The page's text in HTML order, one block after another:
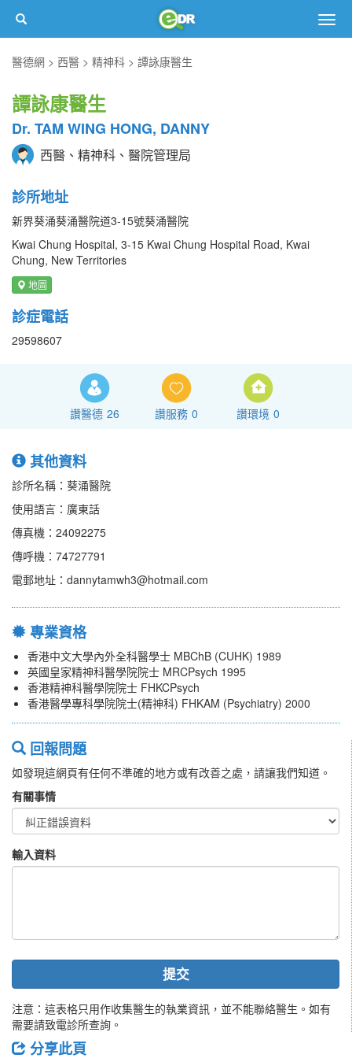
醫德網
西醫 精神科 譚詠康醫生
譚詠康醫生
Dr. TAM WING HONG, DANNY
西醫、精神科、醫院管理局
診所地址
新界葵涌葵涌醫院道3-15號葵涌醫院
Kwai Chung Hospital, 3-15 Kwai Chung Hospital Road, Kwai
Chung, New Territories
地圖
診症電話
29598607
讚醫德 26 讚服務 0 讚環境 0
其他資料
診所名稱：葵涌醫院
使用語言：廣東話
傳真機：24092275
傳呼機：74727791
電郵地址：dannytamwh3@hotmail.com
專業資格
香港中文大學內外全科醫學士 MBChB (CUHK) 1989
英國皇家精神科醫學院院士 MRCPsych 1995
香港精神科醫學院院士 FHKCPsych
香港醫學專科學院院士(精神科) FHKAM (Psychiatry) 2000
回報問題
如發現這網頁有任何不準確的地方或有改善之處，請讓我們知道。
有關事情
輸入資料
提交
注意：這表格只用作收集醫生的執業資訊，並不能聯絡醫生。如有
需要請致電診所查詢。
分享此頁